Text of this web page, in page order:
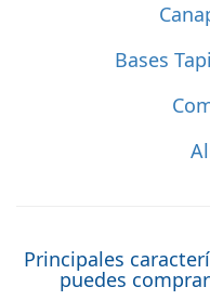
Bases
Principales
puedes